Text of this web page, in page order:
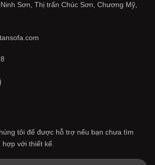
Sơn, Thị trấn Chúc Sơn, Chương Mỹ,
tôi để được hỗ trợ nếu bạn chưa tìm
với thiết kế.